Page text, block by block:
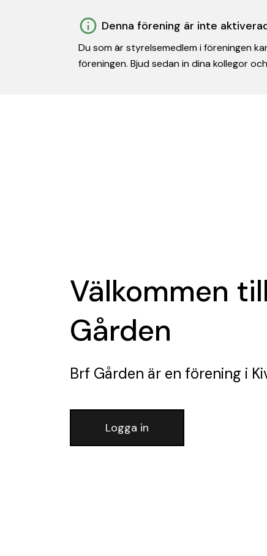
Denna förening är inte
Du som är styrelsemedlem i föreningen
föreningen. Bjud sedan in dina kollegor
Välkommen
Gården
Brf Gården är en förening i
Logga in